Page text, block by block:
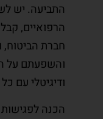
התביעה. יש
הרפואיים,
חברת הביטוח,
והשפעתם על
ודיגיטלי עם
הכנה